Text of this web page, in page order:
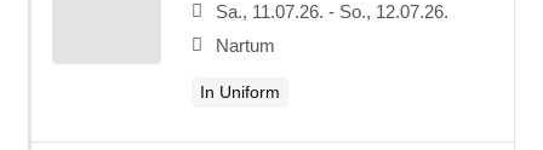
Sa., 11.07.26. - So., 12.07.26.
Nartum
In Uniform